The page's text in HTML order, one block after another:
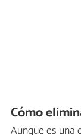
Cómo
Aunque es una